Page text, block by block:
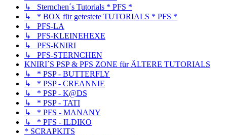
↳ Sternchen´s Tutorials * PFS *
↳ * BOX für getestete TUTORIALS * PFS *
↳ PFS-LA
↳ PFS-KLEINEHEXE
↳ PFS-KNIRI
↳ PFS-STERNCHEN
KNIRI´S PSP & PFS ZONE für ÄLTERE TUTORIALS
↳ * PSP - BUTTERFLY
↳ * PSP - CREANNIE
↳ * PSP - K@DS
↳ * PSP - TATI
↳ * PFS - MANANY
↳ * PFS - ILDIKO
* SCRAPKITS